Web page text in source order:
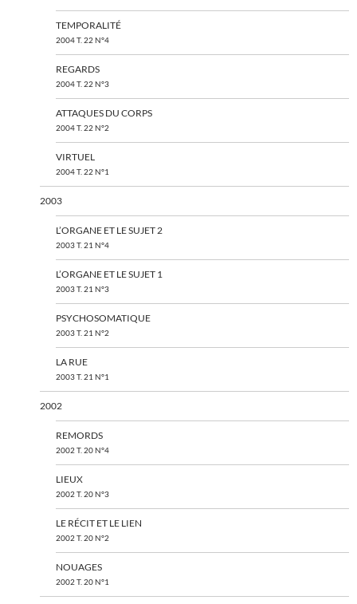
TEMPORALITÉ
2004 T. 22 N°4
REGARDS
2004 T. 22 N°3
ATTAQUES DU CORPS
2004 T. 22 N°2
VIRTUEL
2004 T. 22 N°1
2003
L’ORGANE ET LE SUJET 2
2003 T. 21 N°4
L’ORGANE ET LE SUJET 1
2003 T. 21 N°3
PSYCHOSOMATIQUE
2003 T. 21 N°2
LA RUE
2003 T. 21 N°1
2002
REMORDS
2002 T. 20 N°4
LIEUX
2002 T. 20 N°3
LE RÉCIT ET LE LIEN
2002 T. 20 N°2
NOUAGES
2002 T. 20 N°1